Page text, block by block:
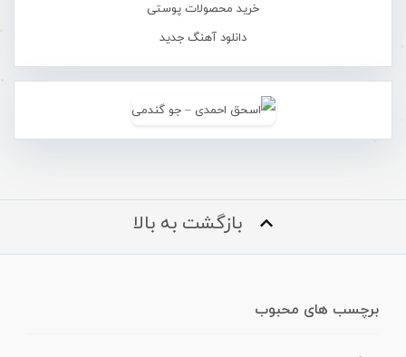
خرید محصولات پوستی
دانلود آهنگ جدید
بازگشت به بالا
برچسب های محبوب